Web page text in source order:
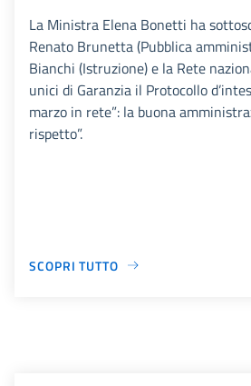
La Ministra Elena Bonetti ha
Renato Brunetta (Pubblica
Bianchi (Istruzione) e la Rete
unici di Garanzia il Protocollo
marzo in rete”: la buona
rispetto”.
SCOPRI TUTTO